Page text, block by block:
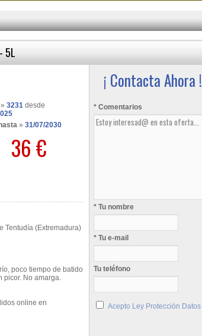
5L
» 3231 desde
» 31/07/2030
36 €
Tentudía (Extremadura)
poco tiempo de batido
picor. No amarga.
online en
¡ Contacta Ahora !
* Comentarios
* Tu nombre
* Tu e-mail
Tu teléfono
Acepto Ley Protección Datos